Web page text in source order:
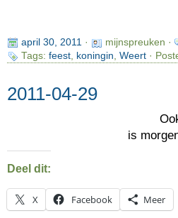
april 30, 2011·
mijnspreuken ·
Tags: feest, koningin, Weert·
2011-04-29
is
Deel dit:
X Facebook Meer